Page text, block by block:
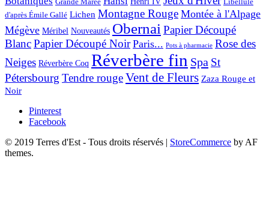
d'après Émile Gallé Lichen Montagne Rouge Montée à l'Alpage
Mégève Méribel Nouveautés ObernaiPapier Découpé
BlancPapier Découpé Noir Paris... Pots à pharmacie Rose des
Neiges Réverbère Coq Réverbère fin Spa St
Pétersbourg Tendre rougeVent de Fleurs Zaza Rouge et
Noir
Pinterest
Facebook
© 2019 Terres d'Est - Tous droits réservés
StoreCommerce by AF
themes.